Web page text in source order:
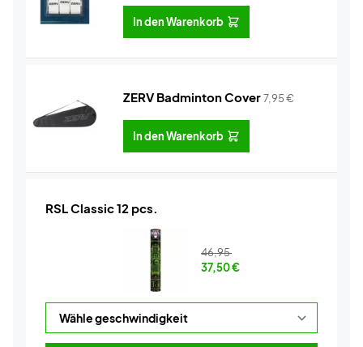
In den Warenkorb
ZERV Badminton Cover7,95€
In den Warenkorb
RSL Classic 12 pcs.
46,95
37,50€